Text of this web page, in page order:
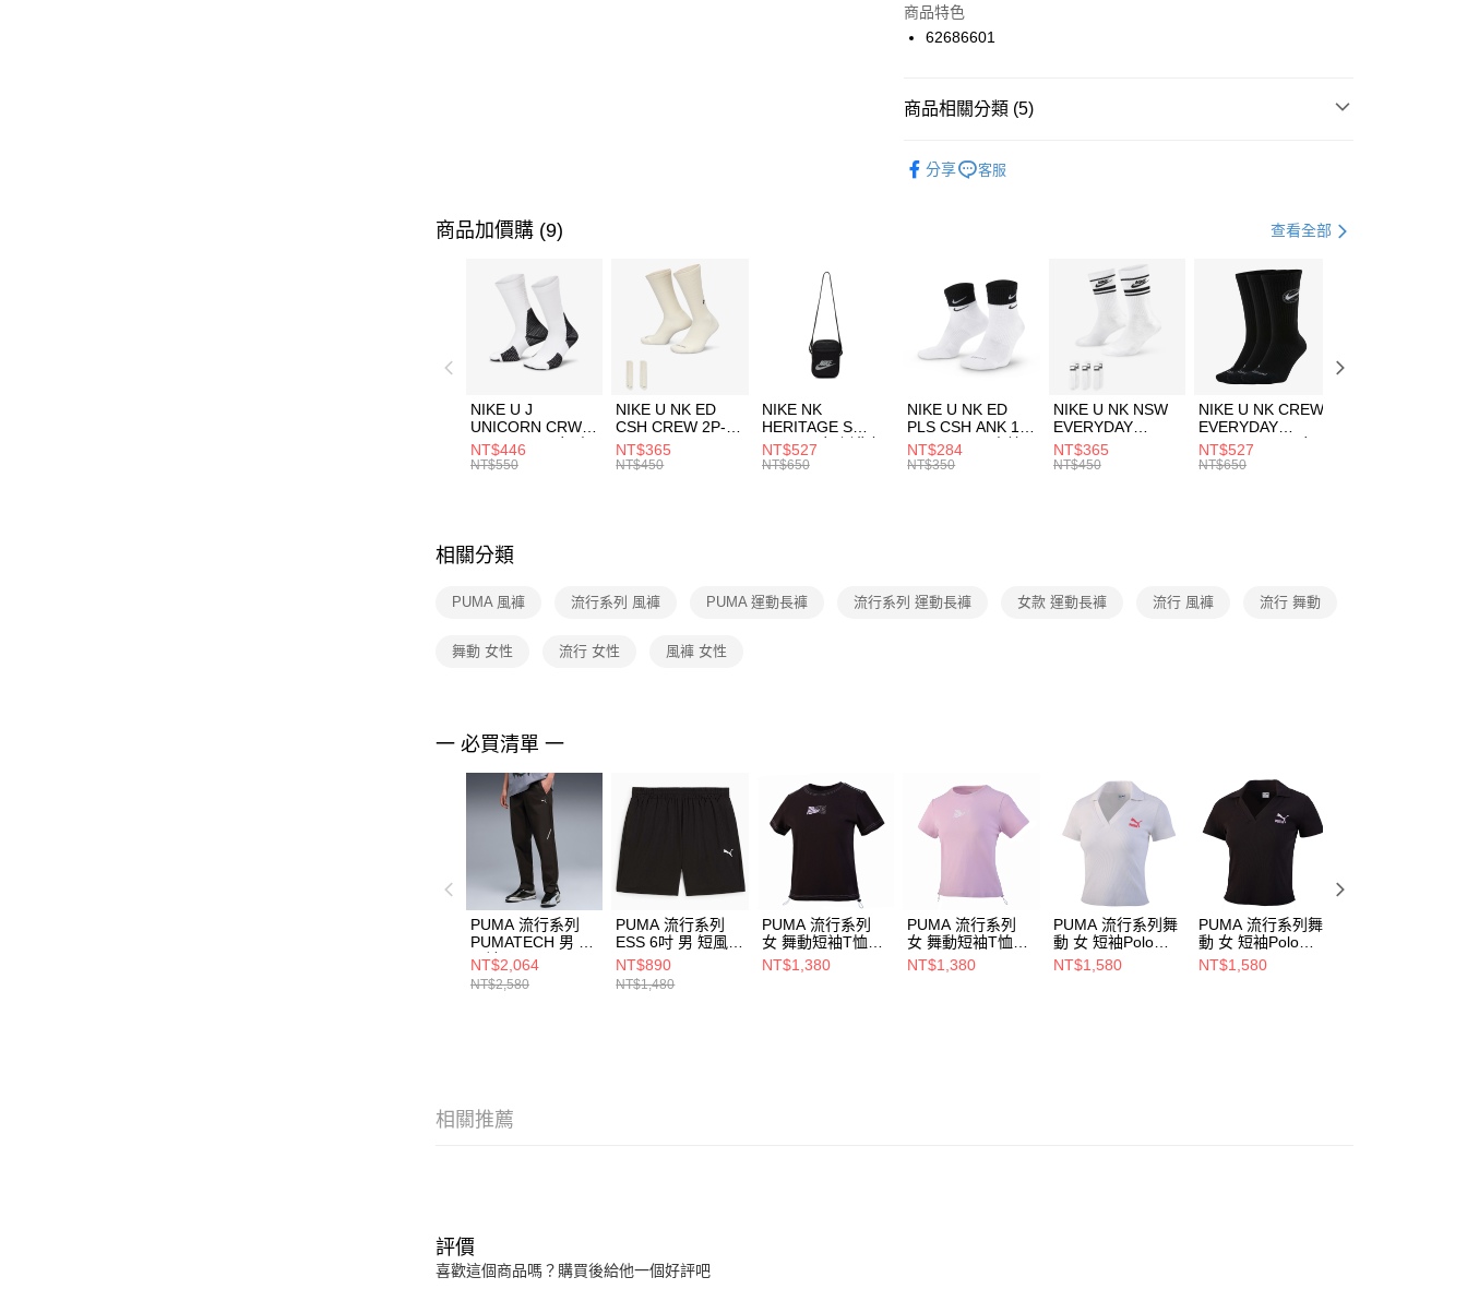
上海商業儲蓄銀行
國泰世華商業銀行
聯邦商業銀行
台新國際商業銀行
Apple Pay
【關於「AFTEE先享後付」】
３．安心：先確認商品／服務後，再付款。
【「AFTEE先享後付」結帳流程】
１．於結帳方式選擇「AFTEE先享後付」後，將跳轉至「AFTEE先享後
付」結帳頁面，進行簡訊認證並確認金額後，即可完成結帳。
２．訂單成立數日內，您將收到繳費通知簡訊。
３．收到繳費通知簡訊後14天內，點擊此簡訊中的連結，可透過四大超商
／ATM／網路銀行／等多元方式進行付款，方視為交易完成。
※ 請注意：結帳手續完成當下不需立刻繳費，但若您需要取消訂單，請聯
絡購買商品的店家。未經商家同意取消之訂單仍視為有效，需透過AFTEE
先享後付繳納相關費用。
交易，需依本服務之必要範圍內提供個人資料，並將交易相關給付款項請
結果請求用戶進行身份認證。
５．嚴禁一人註冊多個帳號或使用他人資訊註冊。若發現惡意使用之情
形，恩沛科技股份有限公司將有權停止該用戶之使用額度並採取法律行
每筆NT$100，滿NT$1,500(含以上)免運費
每筆NT$100，滿NT$1,500(含以上)免運費
付款後門市自取
每筆NT$100，滿NT$1,500(含以上)免運費
商品特色
62686601
商品相關分類 (5)
促銷活動 PUMA指定商品｜1件5折 2件4折
分享 客服
商品加價購 (9) 查看全部
NIKE U J
UNICORN CRW
1PR -160 男女 中
統襪 FZ3393100
NT$446
NT$550
NIKE U NK ED
CSH CREW 2P-
144 EMBRDY 男
女 短統襪
NT$365
NT$450
NIKE NK
HERITAGE S
SMIT 男女 側背包
BA5871010
NT$527
NT$650
NIKE U NK ED
PLS CSH ANK 1P
144 DBL 男 中統
襪 DH4058104
NT$284
NT$350
NIKE U NK NSW
EVERYDAY
ESSENTIAL CR
男女 短統襪
NT$365
NT$450
NIKE U NK CREW
EVERYDAY
BBALL 3PR 男女
長統襪
NT$527
NT$650
相關分類
PUMA 風褲 流行系列 風褲 PUMA 運動長褲 流行系列 運動長褲 女款 運動長褲 流行 風褲 流行 舞動
舞動 女性 流行 女性 風褲 女性
一 必買清單 一
PUMA 流行系列
PUMATECH 男 長
風褲 63442001
NT$2,064
NT$2,580
PUMA 流行系列
ESS 6吋 男 短風褲
62965501
NT$890
NT$1,480
PUMA 流行系列
女 舞動短袖T恤
62686501
NT$1,380
PUMA 流行系列
女 舞動短袖T恤
62686560
NT$1,380
PUMA 流行系列舞
動 女 短袖Polo衫
62686365
NT$1,580
PUMA 流行系列舞
動 女 短袖Polo衫
62686301
NT$1,580
相關推薦
評價
喜歡這個商品嗎？購買後給他一個好評吧